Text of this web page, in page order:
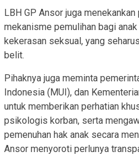
LBH GP Ansor juga
mekanisme pemulihan bagi
kekerasan seksual, yang
belit.
Pihaknya juga meminta
Indonesia (MUI), dan
untuk memberikan perhatian
psikologis korban, serta
pemenuhan hak anak secara
Ansor menyoroti perlunya